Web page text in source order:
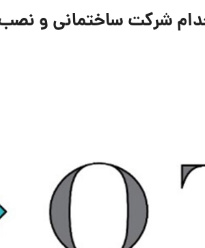
ساختمانی و نصب توربو